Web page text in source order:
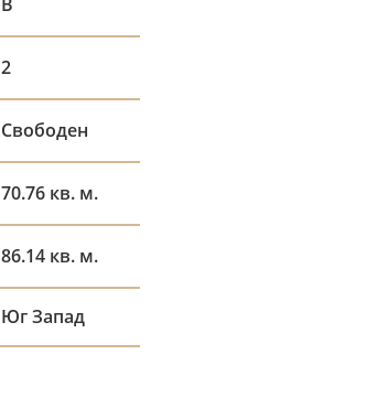
2
Свободен
70.76 кв. м.
86.14 кв. м.
Юг Запад